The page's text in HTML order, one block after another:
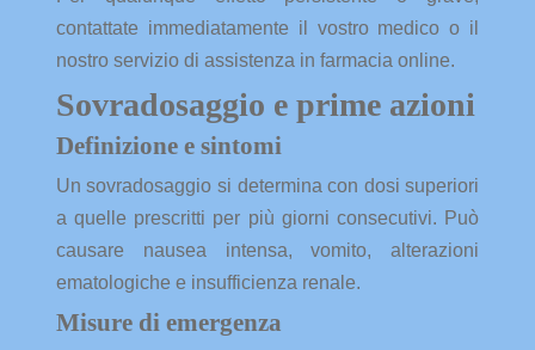
contattate immediatamente il vostro medico o il
nostro servizio di assistenza in farmacia online.
Sovradosaggio e prime azioni
Definizione e sintomi
Un sovradosaggio si determina con dosi superiori
a quelle prescritti per più giorni consecutivi. Può
causare nausea intensa, vomito, alterazioni
ematologiche e insufficienza renale.
Misure di emergenza